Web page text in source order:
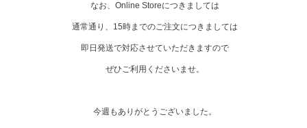
なお、Online Storeにつきましては
通常通り、15時までのご注文につきましては
即日発送で対応させていただきますので
ぜひご利用くださいませ。
今週もありがとうございました。